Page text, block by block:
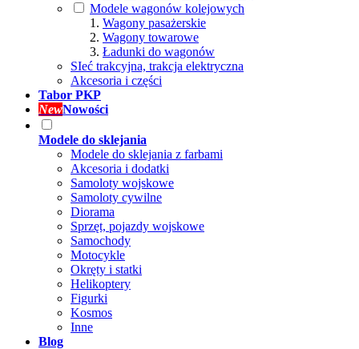
Modele wagonów kolejowych
Wagony pasażerskie
Wagony towarowe
Ładunki do wagonów
SIeć trakcyjna, trakcja elektryczna
Akcesoria i części
Tabor PKP
NewNowości
Modele do sklejania
Modele do sklejania z farbami
Akcesoria i dodatki
Samoloty wojskowe
Samoloty cywilne
Diorama
Sprzęt, pojazdy wojskowe
Samochody
Motocykle
Okręty i statki
Helikoptery
Figurki
Kosmos
Inne
Blog